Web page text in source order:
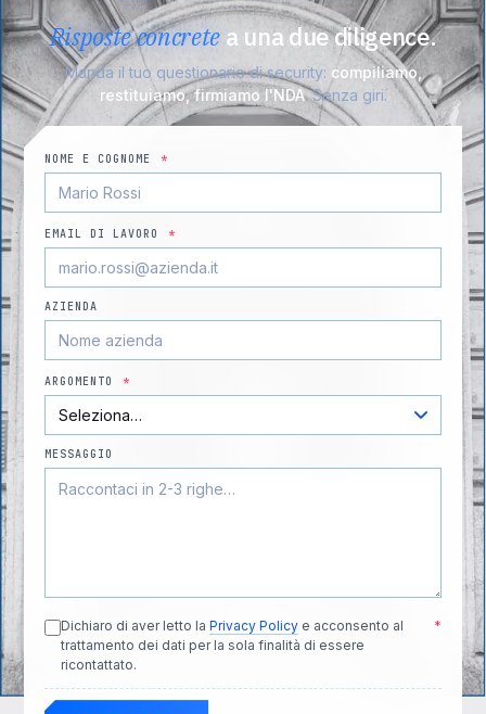
Risposte concrete a una due diligence.
Manda il tuo questionario di security: compiliamo,
restituiamo, firmiamo l'NDA. Senza giri.
NOME E COGNOME *
EMAIL DI LAVORO *
AZIENDA
ARGOMENTO *
MESSAGGIO
Dichiaro di aver letto la Privacy Policy e acconsento al
trattamento dei dati per la sola finalità di essere
ricontattato.
*